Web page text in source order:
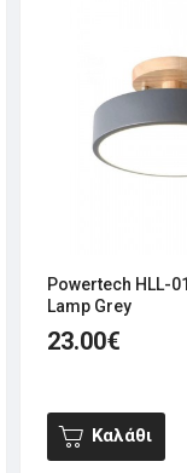
Powertech HLL-
Lamp Grey
23.00€
Καλάθι